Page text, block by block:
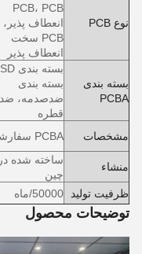
نوع PCB
PCB، PCB
انعطاف پذیر،
PCB سخت
انعطاف پذیر
بسته بندی
PCBA
بسته بندی
ضدصدمه، ضد
قطره
مشخصات PCBA سفارشی
منشاء
ساخته شده در
چین
ظرفیت تولید
50000/ماه
توضیحات محصول